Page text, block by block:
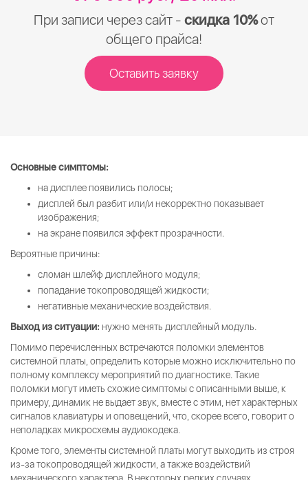
При записи через сайт - скидка 10%от
общего прайса!
Оставить заявку
Основные симптомы:
на дисплее появились полосы;
дисплей был разбит или/и некорректно показывает
изображения;
на экране появился эффект прозрачности.
Вероятные причины:
сломан шлейф дисплейного модуля;
попадание токопроводящей жидкости;
негативные механические воздействия.
Выход из ситуации: нужно менять дисплейный модуль.
Помимо перечисленных встречаются поломки элементов
системной платы, определить которые можно исключительно по
полному комплексу мероприятий по диагностике. Такие
поломки могут иметь схожие симптомы с описанными выше, к
примеру, динамик не выдает звук, вместе с этим, нет характерных
сигналов клавиатуры и оповещений, что, скорее всего, говорит о
неполадках микросхемы аудиокодека.
Кроме того, элементы системной платы могут выходить из строя
из-за токопроводящей жидкости, а также воздействий